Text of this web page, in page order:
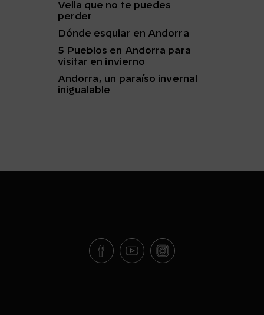
Vella que no te puedes
perder
Dónde esquiar en Andorra
5 Pueblos en Andorra para
visitar en invierno
Andorra, un paraíso invernal
inigualable